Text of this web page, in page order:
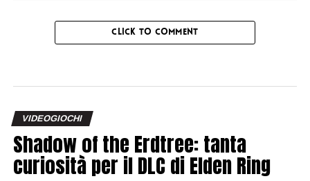
CLICK TO COMMENT
VIDEOGIOCHI
Shadow of the Erdtree: tanta
curiosità per il DLC di Elden Ring